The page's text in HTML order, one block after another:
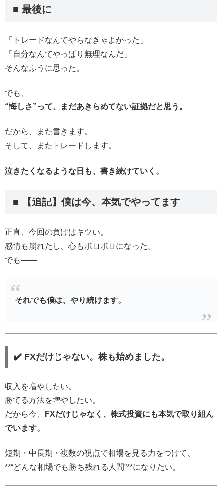
■ 最後に
「トレードなんてやらなきゃよかった」
「自分なんてやっぱり無理なんだ」
そんなふうに思った。
でも、
“悔しさ”って、まだあきらめてない証拠だと思う。
だから、また書きます。
そして、またトレードします。
泣きたくなるような日も、書き続けていく。
■ 【追記】僕は今、本気でやってます
正直、今回の負けはキツい。
感情も崩れたし、心もボロボロになった。
でも――
それでも僕は、やり続けます。
✔️ FXだけじゃない。株も始めました。
収入を増やしたい。
勝てる方法を増やしたい。
だから今、
FXだけじゃなく、株式投資にも本気で取り組ん
でいます。
短期・中長期・複数の視点で相場を見る力をつけて、
**“どんな相場でも勝ち残れる人間”**になりたい。